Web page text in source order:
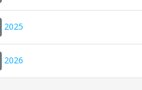
2025
2026